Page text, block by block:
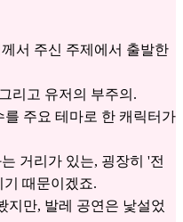
서 주신 주제에서 출발한
리고 유저의 부주의.
주요 테마로 한 캐릭터가
거리가 있는, 굉장히 '전
때문이겠죠.
지만, 발레 공연은 낯설었